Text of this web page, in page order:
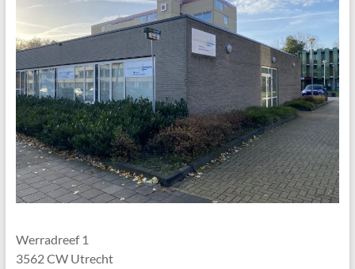
praktijken
de
omgeving
Utrecht
Werradreef 1
3562 CW Utrecht